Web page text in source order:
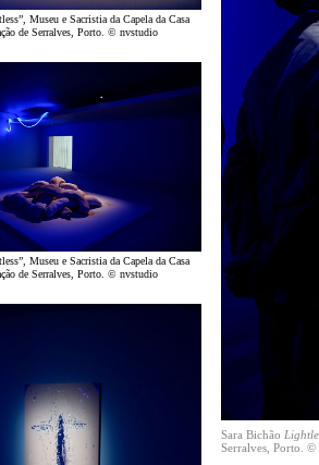
Museu e Sacristia da Capela da Casa
de Serralves, Porto. © nvstudio
Museu e Sacristia da Capela da Casa
de Serralves, Porto. © nvstudio
Sara Bichão
Serralves, Porto.